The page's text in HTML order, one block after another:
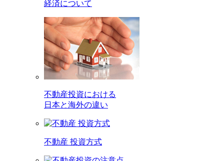
経済について
不動産投資における
日本と海外の違い
不動産 投資方式